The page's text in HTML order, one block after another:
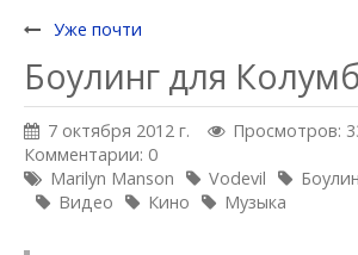
Уже почти
Боулинг для
7 октября 2012 г.
Просмотров:
Комментарии: 0
Marilyn Manson
Vodevil
Видео
Кино Музыка